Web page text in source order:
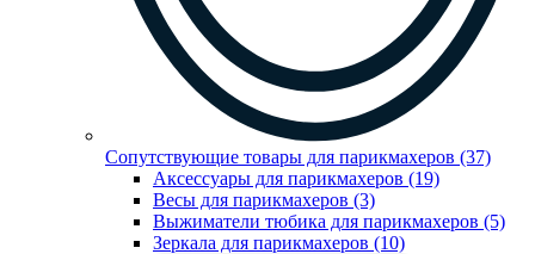
Сопутствующие товары для парикмахеров (37)
Аксессуары для парикмахеров (19)
Весы для парикмахеров (3)
Выжиматели тюбика для парикмахеров (5)
Зеркала для парикмахеров (10)